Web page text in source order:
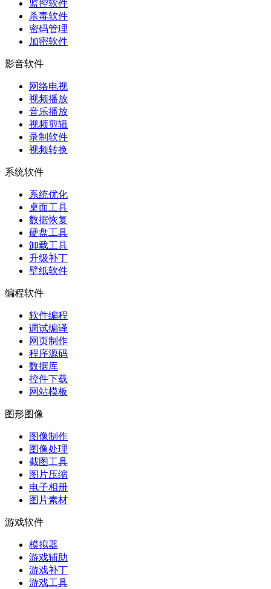
监控软件
杀毒软件
密码管理
加密软件
影音软件
网络电视
视频播放
音乐播放
视频剪辑
录制软件
视频转换
系统软件
系统优化
桌面工具
数据恢复
硬盘工具
卸载工具
升级补丁
壁纸软件
编程软件
软件编程
调试编译
网页制作
程序源码
数据库
控件下载
网站模板
图形图像
图像制作
图像处理
截图工具
图片压缩
电子相册
图片素材
游戏软件
模拟器
游戏辅助
游戏补丁
游戏工具